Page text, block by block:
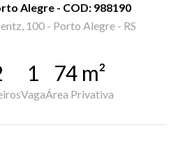
Alegre - COD: 988190
100 - Porto Alegre - RS
1
Vaga
74 m²
Área Privativa